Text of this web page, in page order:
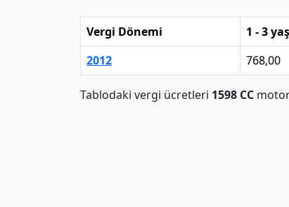
Vergi Dönemi 1 - 3 yaş
2012
768,00
Tablodaki vergi ücretleri 1598 CC